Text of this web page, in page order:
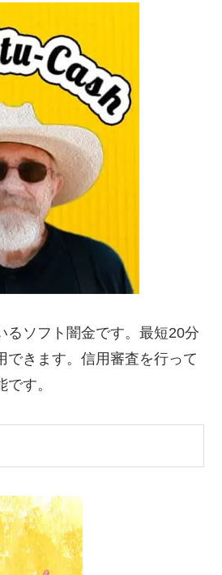
るソフト闇金です。最短20分
きます。信用審査を行って
す。